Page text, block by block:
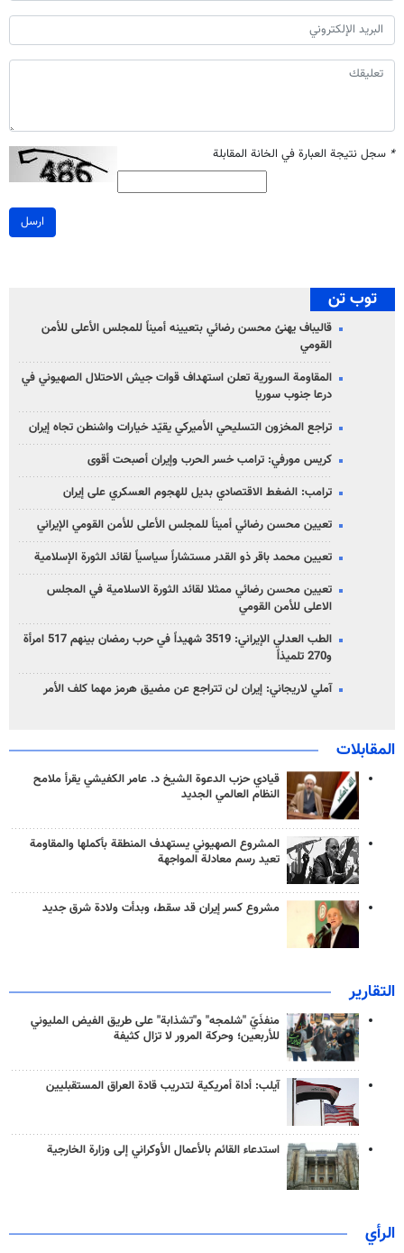
* سجل نتيجة العبارة في الخانة المقابلة
ارسل
توب تن
قاليباف يهنئ محسن رضائي بتعيينه أميناً للمجلس الأعلى للأمن
القومي
المقاومة السورية تعلن استهداف قوات جيش الاحتلال الصهيوني في
درعا جنوب سوريا
تراجع المخزون التسليحي الأميركي يقيّد خيارات واشنطن تجاه إيران
كريس مورفي: ترامب خسر الحرب وإيران أصبحت أقوى
ترامب: الضغط الاقتصادي بديل للهجوم العسكري على إيران
تعيين محسن رضائي أميناً للمجلس الأعلى للأمن القومي الإيراني
تعيين محمد باقر ذو القدر مستشاراً سياسياً لقائد الثورة الإسلامية
تعيين محسن رضائي ممثلا لقائد الثورة الاسلامية في المجلس
الاعلى للأمن القومي
الطب العدلي الإيراني: 3519 شهيداً في حرب رمضان بينهم 517 امرأة
و270 تلميذاً
آملي لاريجاني: إيران لن تتراجع عن مضيق هرمز مهما كلف الأمر
المقابلات
قيادي حزب الدعوة الشيخ د. عامر الكفيشي يقرأ ملامح
النظام العالمي الجديد
المشروع الصهيوني يستهدف المنطقة بأكملها والمقاومة
تعيد رسم معادلة المواجهة
مشروع كسر إيران قد سقط، وبدأت ولادة شرق جديد
التقارير
منفذَيّ "شلمجه" و"تشذابة" على طريق الفيض المليوني
للأربعين؛ وحركة المرور لا تزال كثيفة
آيلب: أداة أمريكية لتدريب قادة العراق المستقبليين
استدعاء القائم بالأعمال الأوكراني إلى وزارة الخارجية
الرأي